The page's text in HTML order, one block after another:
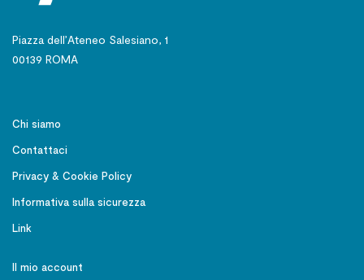
Piazza dell’Ateneo Salesiano, 1
00139 ROMA
Chi siamo
Contattaci
Privacy & Cookie Policy
Informativa sulla sicurezza
Link
Il mio account